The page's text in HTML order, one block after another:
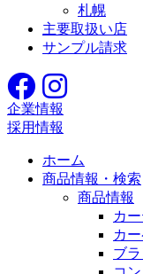
札幌
主要取扱い店
サンプル請求
企業情報
採用情報
ホーム
商品情報・検索
商品情報
カ
カ
ブ